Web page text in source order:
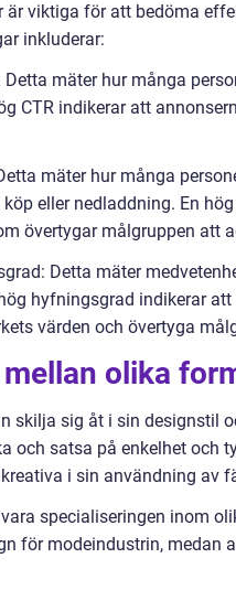
viktiga för att bedöma
inkluderar:
Detta mäter hur många
CTR indikerar att
mäter hur många
eller nedladdning. En
övertygar målgruppen att
Detta mäter
hyfningsgrad indikerar
värden och övertyga
olika
skilja sig åt i sin designstil
och satsa på enkelhet och
i sin användning av
specialiseringen inom
för modeindustrin, medan